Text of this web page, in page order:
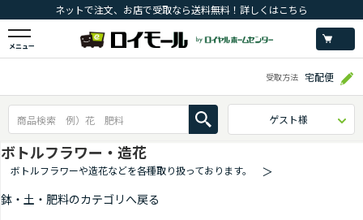
ネットで注文、お店で受取なら送料無料！詳しくはこちら
メニュー
受取方法 宅配便
ゲスト様
ボトルフラワー・造花
ボトルフラワーや造花などを各種取り扱っております。
＞
鉢・土・肥料のカテゴリへ戻る